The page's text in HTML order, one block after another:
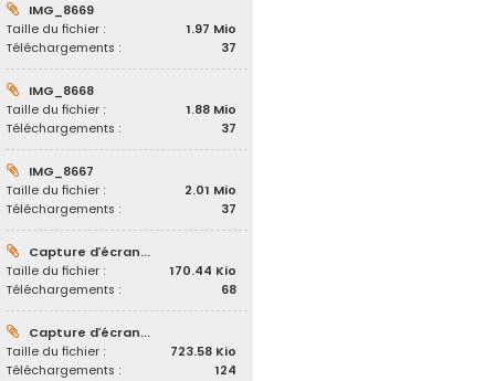
IMG_8669
Taille du fichier :
1.97 Mio
Téléchargements :
37
IMG_8668
Taille du fichier :
1.88 Mio
Téléchargements :
37
IMG_8667
Taille du fichier :
2.01 Mio
Téléchargements :
37
Capture d’écran...
Taille du fichier :
170.44 Kio
Téléchargements :
68
Capture d’écran...
Taille du fichier :
723.58 Kio
Téléchargements :
124